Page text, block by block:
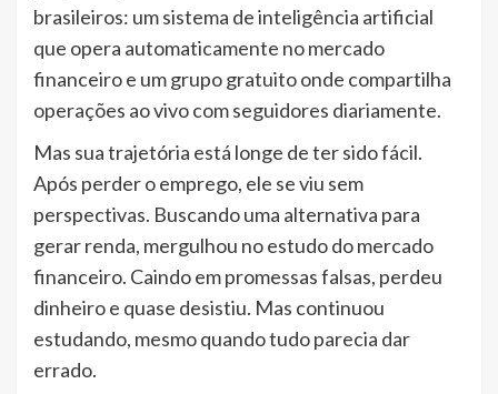
brasileiros: um sistema de inteligência artificial
que opera automaticamente no mercado
financeiro e um grupo gratuito onde compartilha
operações ao vivo com seguidores diariamente.
Mas sua trajetória está longe de ter sido fácil.
Após perder o emprego, ele se viu sem
perspectivas. Buscando uma alternativa para
gerar renda, mergulhou no estudo do mercado
financeiro. Caindo em promessas falsas, perdeu
dinheiro e quase desistiu. Mas continuou
estudando, mesmo quando tudo parecia dar
errado.